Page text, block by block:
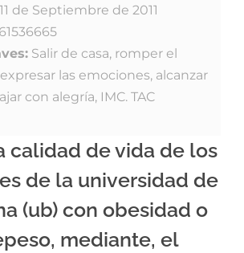
de Septiembre de 2011
Salir de casa, romper el
las emociones, alcanzar
con alegría, IMC. TAC
calidad de vida de los
de la universidad de
(ub) con obesidad o
mediante, el